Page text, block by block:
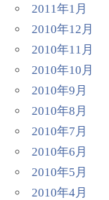
2011年1月
2010年12月
2010年11月
2010年10月
2010年9月
2010年8月
2010年7月
2010年6月
2010年5月
2010年4月